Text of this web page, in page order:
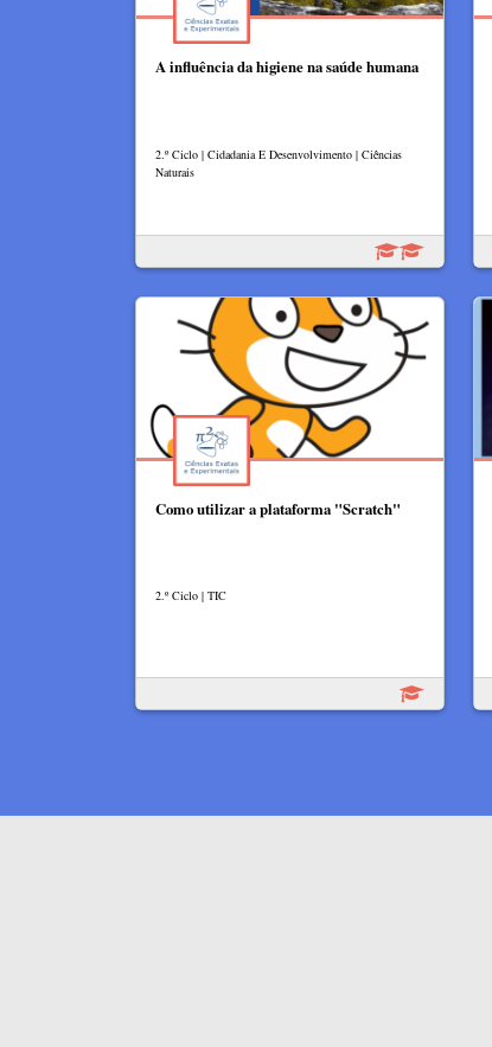
A influência da higiene na saúde humana
2.º Ciclo | Cidadania E Desenvolvimento | Ciências
Naturais
Como utilizar a plataforma "Scratch"
2.º Ciclo | TIC